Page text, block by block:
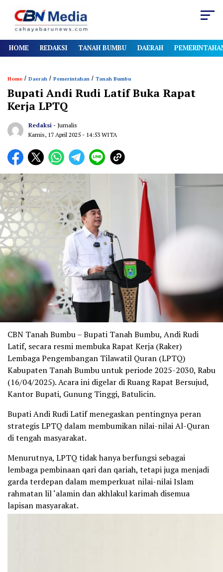
HOME REDAKSI TANAH BUMBU DAERAH
Home / Daerah / Pemerintahan / Tanah Bumbu
Bupati Andi Rudi Latif Buka Rapat
Kerja LPTQ
Redaksi - Jurnalis
Kamis, 17 April 2025 - 14:53 WITA
CBN Tanah Bumbu – Bupati Tanah Bumbu, Andi Rudi
Latif, secara resmi membuka Rapat Kerja (Raker)
Lembaga Pengembangan Tilawatil Quran (LPTQ)
Kabupaten Tanah Bumbu untuk periode 2025-2030, Rabu
(16/04/2025). Acara ini digelar di Ruang Rapat Bersujud,
Kantor Bupati, Gunung Tinggi, Batulicin.
Bupati Andi Rudi Latif menegaskan pentingnya peran
strategis LPTQ dalam membumikan nilai-nilai Al-Quran
di tengah masyarakat.
Menurutnya, LPTQ tidak hanya berfungsi sebagai
lembaga pembinaan qari dan qariah, tetapi juga menjadi
garda terdepan dalam memperkuat nilai-nilai Islam
rahmatan lil ‘alamin dan akhlakul karimah disemua
lapisan masyarakat.